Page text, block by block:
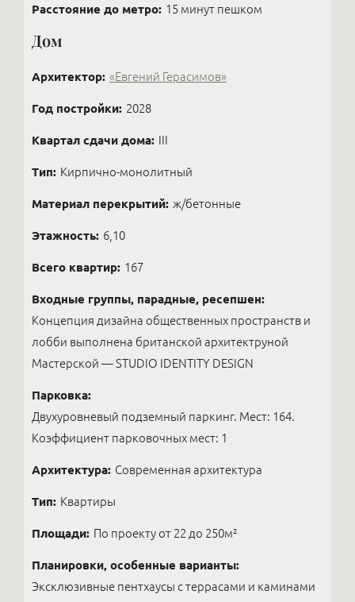
Расстояние до метро: 15 минут пешком
Дом
Архитектор: «Евгений Герасимов»
Год постройки: 2028
Квартал сдачи дома: III
Тип: Кирпично-монолитный
Материал перекрытий: ж/бетонные
Этажность: 6,10
Всего квартир: 167
Входные группы, парадные, ресепшен:
Концепция дизайна общественных пространств и
лобби выполнена британской архитектруной
Мастерской — STUDIO IDENTITY DESIGN
Парковка:
Двухуровневый подземный паркинг. Мест: 164.
Коэффициент парковочных мест: 1
Архитектура: Современная архитектура
Тип: Квартиры
Площади: По проекту от 22 до 250м²
Планировки, особенные варианты:
Эксклюзивные пентхаусы с террасами и каминами